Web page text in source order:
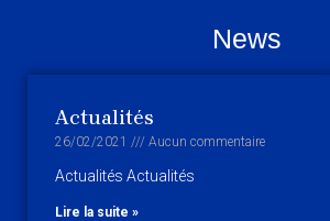
News
Actualités
26/02/2021 Aucun commentaire
Actualités Actualités
Lire la suite »